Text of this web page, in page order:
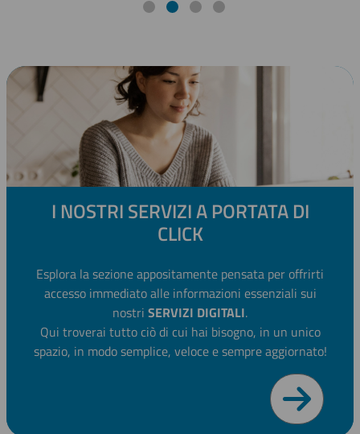
I NOSTRI SERVIZI A PORTATA DI
CLICK
Esplora la sezione appositamente pensata per offrirti
accesso immediato alle informazioni essenziali sui
nostri SERVIZI DIGITALI.
Qui troverai tutto ciò di cui hai bisogno, in un unico
spazio, in modo semplice, veloce e sempre aggiornato!